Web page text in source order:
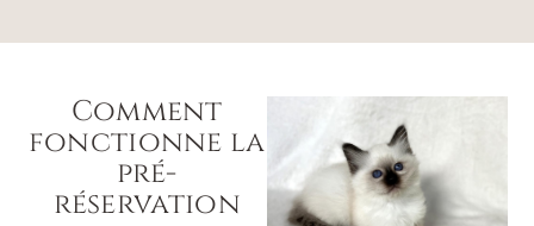
Comment
fonctionne la
pré-
réservation